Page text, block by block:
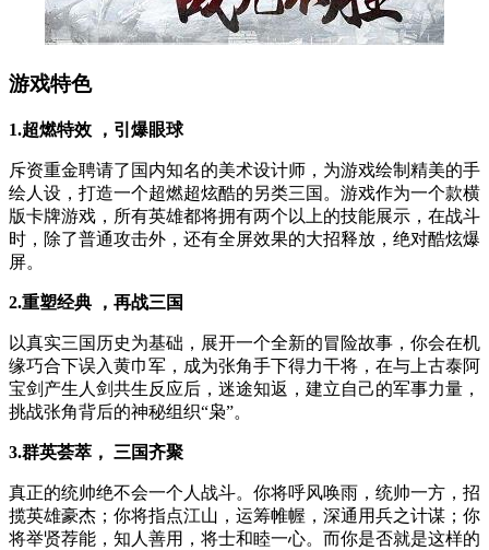
游戏特色
1.超燃特效 ，引爆眼球
斥资重金聘请了国内知名的美术设计师，为游戏绘制精美的手
绘人设，打造一个超燃超炫酷的另类三国。游戏作为一个款横
版卡牌游戏，所有英雄都将拥有两个以上的技能展示，在战斗
时，除了普通攻击外，还有全屏效果的大招释放，绝对酷炫爆
屏。
2.重塑经典 ，再战三国
以真实三国历史为基础，展开一个全新的冒险故事，你会在机
缘巧合下误入黄巾军，成为张角手下得力干将，在与上古泰阿
宝剑产生人剑共生反应后，迷途知返，建立自己的军事力量，
挑战张角背后的神秘组织“枭”。
3.群英荟萃， 三国齐聚
真正的统帅绝不会一个人战斗。你将呼风唤雨，统帅一方，招
揽英雄豪杰；你将指点江山，运筹帷幄，深通用兵之计谋；你
将举贤荐能，知人善用，将士和睦一心。而你是否就是这样的